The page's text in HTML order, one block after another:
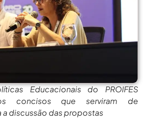
PROIFES Celebra Os 58 Anos Da
APUB...
2026
MEC Autoriza 937 Novos Cargos Em
Institutos Federais...
agosto 6,
2026
6 De Agosto: Dia Nacional Dos
Profissionais De...
agosto 6,
2026
Educacionais do PROIFES
concisos que serviram de
discussão das propostas